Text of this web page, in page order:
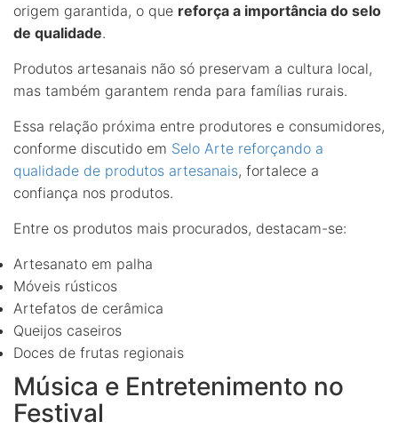
origem garantida, o que reforça a importância do selo
de qualidade.
Produtos artesanais não só preservam a cultura local,
mas também garantem renda para famílias rurais.
Essa relação próxima entre produtores e consumidores,
conforme discutido em Selo Arte reforçando a
qualidade de produtos artesanais, fortalece a
confiança nos produtos.
Entre os produtos mais procurados, destacam-se:
Artesanato em palha
Móveis rústicos
Artefatos de cerâmica
Queijos caseiros
Doces de frutas regionais
Música e Entretenimento no
Festival